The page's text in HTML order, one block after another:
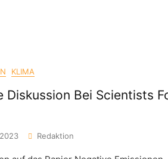
KLIMA
Diskussion Bei Scientists
Redaktion